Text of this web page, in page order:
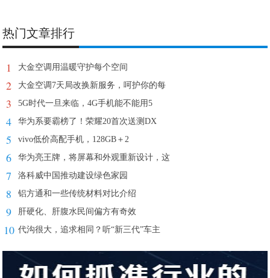
热门文章排行
1 大金空调用温暖守护每个空间
2 大金空调7天局改换新服务，呵护你的每
3 5G时代一旦来临，4G手机能不能用5
4 华为系要霸榜了！荣耀20首次送测DX
5 vivo低价高配手机，128GB＋2
6 华为亮王牌，将屏幕和外观重新设计，这
7 洛科威中国推动建设绿色家园
8 铝方通和一些传统材料对比介绍
9 肝硬化、肝腹水民间偏方有奇效
10 代沟很大，追求相同？听“新三代”车主